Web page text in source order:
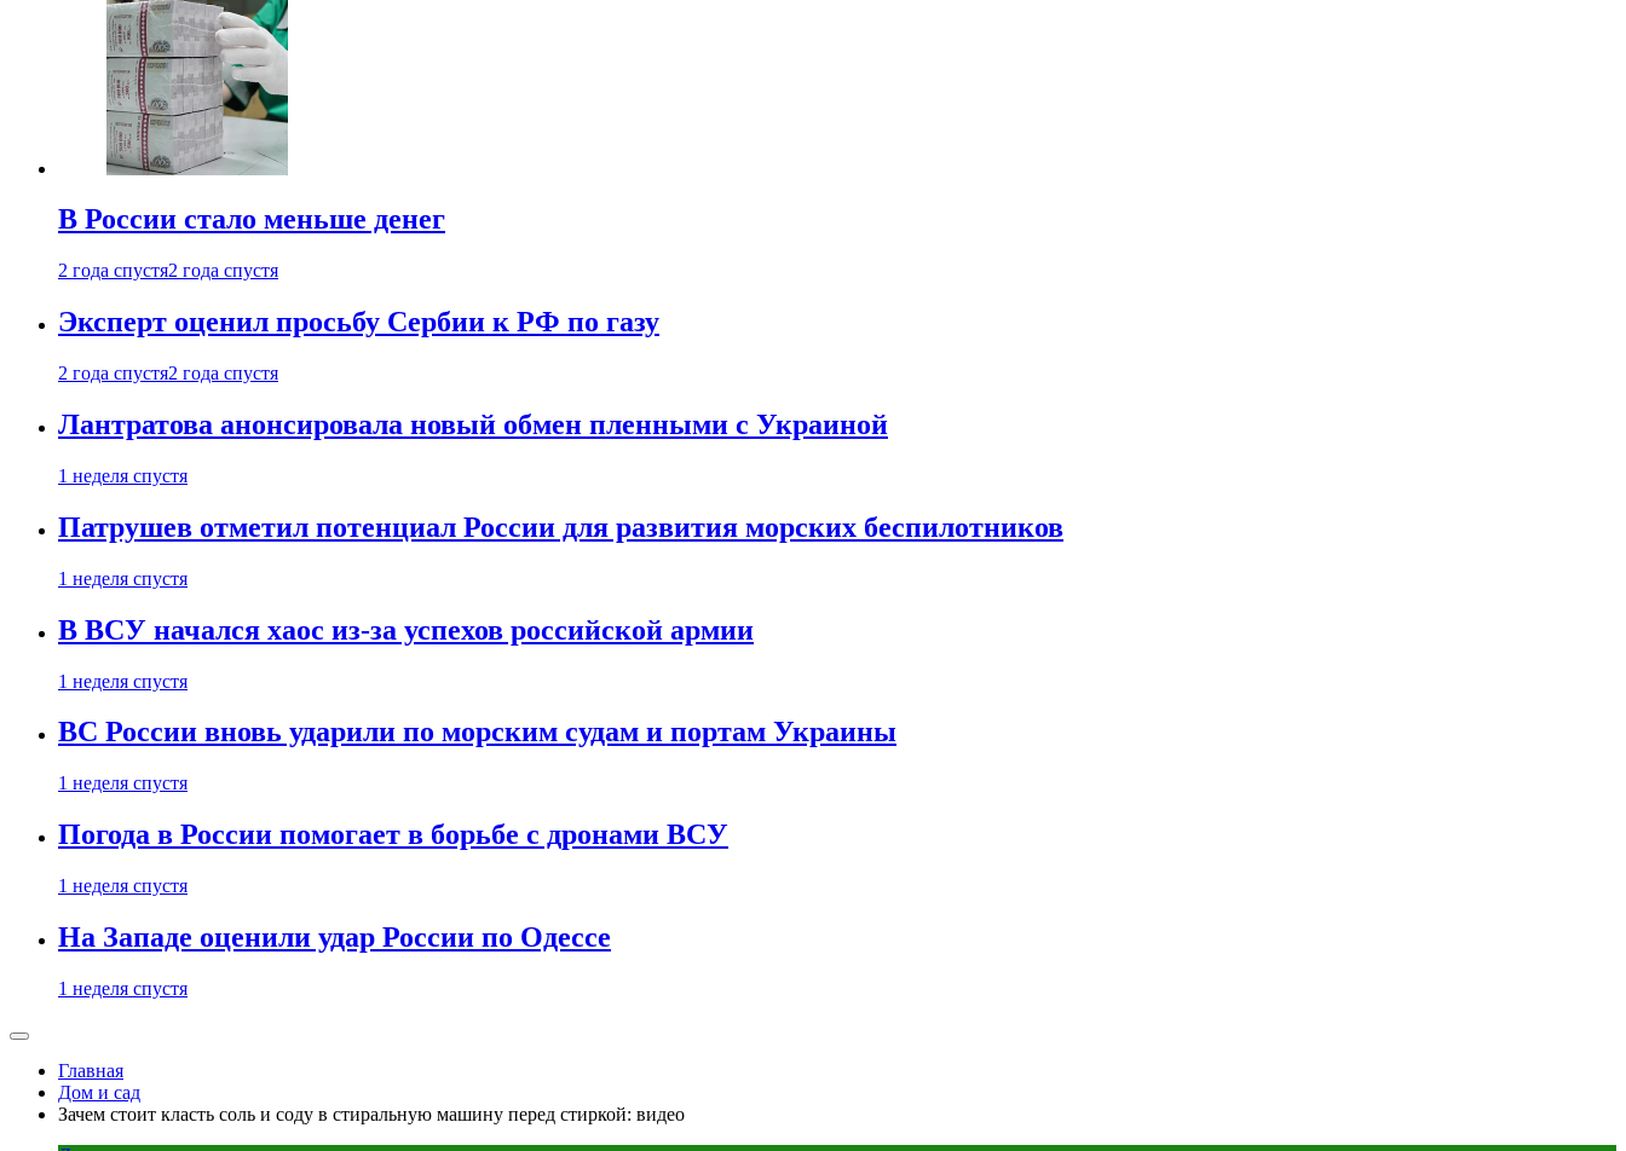
В России стало меньше денег
2 года спустя2 года спустя
Эксперт оценил просьбу Сербии к РФ по газу
2 года спустя2 года спустя
Лантратова анонсировала новый обмен пленными с Украиной
1 неделя спустя
Патрушев отметил потенциал России для развития морских беспилотников
1 неделя спустя
В ВСУ начался хаос из-за успехов российской армии
1 неделя спустя
ВС России вновь ударили по морским судам и портам Украины
1 неделя спустя
Погода в России помогает в борьбе с дронами ВСУ
1 неделя спустя
На Западе оценили удар России по Одессе
1 неделя спустя
Главная
Дом и сад
Зачем стоит класть соль и соду в стиральную машину перед стиркой: видео